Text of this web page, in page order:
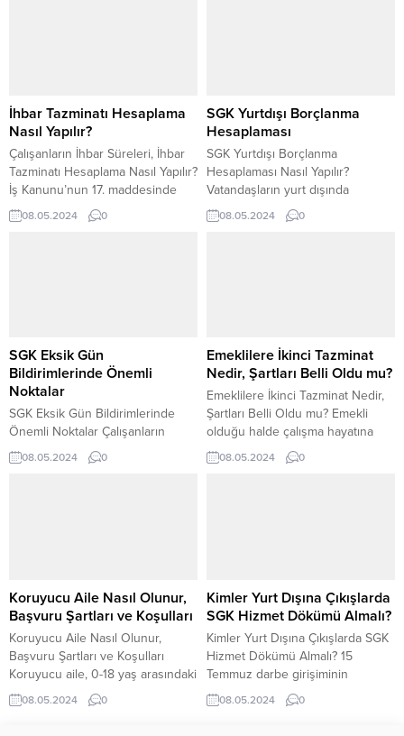
İhbar Tazminatı Hesaplama
Nasıl Yapılır?
Çalışanların İhbar Süreleri, İhbar
Tazminatı Hesaplama Nasıl Yapılır?
İş Kanunu’nun 17. maddesinde
açıklandığı üzere işyerinde
çalışan veya işveren, belirsiz
işyerinden emekli olduğunda
belirli bir süre içinde işverene
bildirimde bulunmakla yükümlü...
08.05.2024 0
SGK Yurtdışı Borçlanma
Hesaplaması
SGK Yurtdışı Borçlanma
Hesaplaması Nasıl Yapılır?
Vatandaşların yurt dışında
geçirdikleri sürenin kayıt altına
alınarak bu sürenin karşılığına
veya hak sahibi tarafından
belirlenen günlük kazancın %45’i
üzerinden prime...
08.05.2024 0
SGK Eksik Gün
Bildirimlerinde Önemli
Noktalar
SGK Eksik Gün Bildirimlerinde
Önemli Noktalar Çalışanların
araştırdığı konular arasında yer
alan SGK eksik gün bildirimi
açıklanıyor. Çalışanlar işyerinde
30 günden az çalıştığında SGK’ya
durumu bildirmekle...
08.05.2024 0
Emeklilere İkinci Tazminat
Nedir, Şartları Belli Oldu mu?
Emeklilere İkinci Tazminat Nedir,
Şartları Belli Oldu mu? Emekli
olduğu halde çalışma hayatına
devam eden kişiler, İş Kanunu
kapsamında hakları açısından
ikinci tazminat için bazı şartlar
bulunmaktadır. Bu şartlardan...
08.05.2024 0
Koruyucu Aile Nasıl Olunur,
Başvuru Şartları ve Koşulları
Koruyucu Aile Nasıl Olunur,
Başvuru Şartları ve Koşulları
Koruyucu aile, 0-18 yaş arasındaki
gelişim çağında bulunan
çocukların yanında olur. Devlet
08.05.2024 0
Kimler Yurt Dışına Çıkışlarda
SGK Hizmet Dökümü Almalı?
Kimler Yurt Dışına Çıkışlarda SGK
Hizmet Dökümü Almalı? 15
Temmuz darbe girişiminin
ardından hükümet bir dizi acil
önlem almaya başladı. Bu
08.05.2024 0